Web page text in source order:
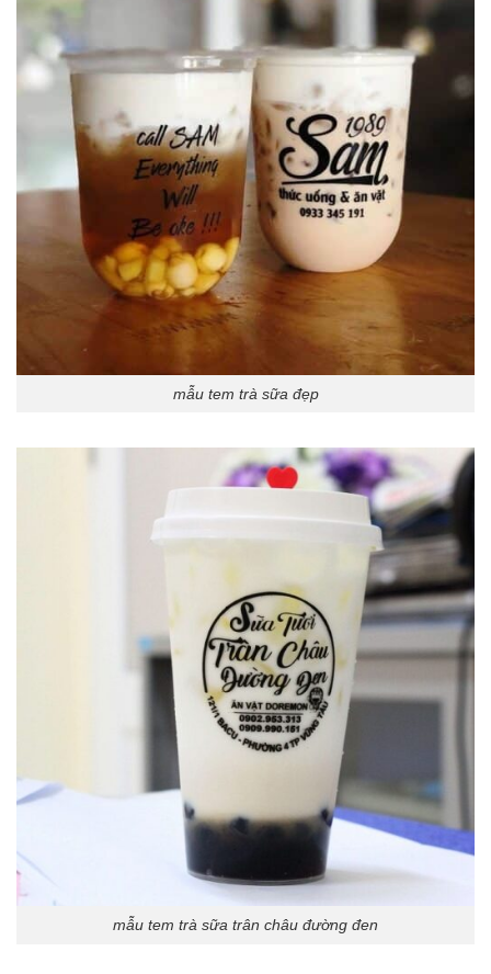
mẫu tem trà sữa đẹp
mẫu tem trà sữa trân châu đường đen